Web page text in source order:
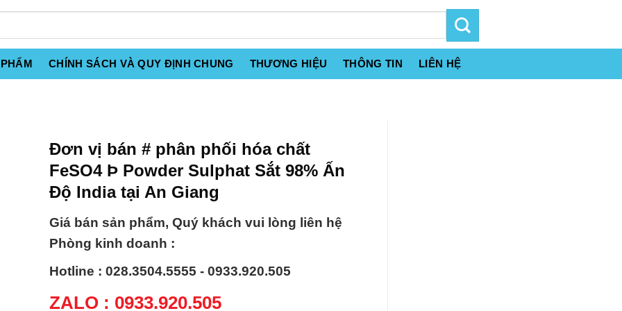
CHÍNH SÁCH VÀ QUY ĐỊNH CHUNG THƯƠNG HIỆU THÔNG TIN LIÊN HỆ
Đơn vị bán # phân phối hóa chất
FeSO4 Þ Powder Sulphat Sắt 98% Ấn
Độ India tại An Giang
Giá bán sản phẩm, Quý khách vui lòng liên hệ
Phòng kinh doanh :
Hotline : 028.3504.5555 - 0933.920.505
ZALO : 0933.920.505